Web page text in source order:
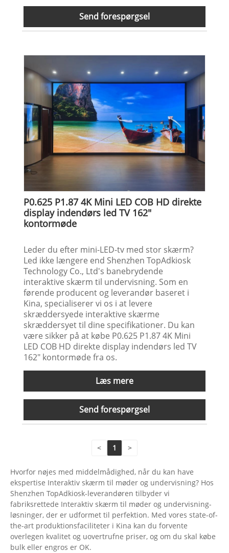
Send forespørgsel
P0.625 P1.87 4K Mini LED COB HD direkte
display indendørs led TV 162"
kontormøde
Leder du efter mini-LED-tv med stor skærm?
Led ikke længere end Shenzhen TopAdkiosk
Technology Co., Ltd's banebrydende
interaktive skærm til undervisning. Som en
førende producent og leverandør baseret i
Kina, specialiserer vi os i at levere
skræddersyede interaktive skærme
skræddersyet til dine specifikationer. Du kan
være sikker på at købe P0.625 P1.87 4K Mini
LED COB HD direkte display indendørs led TV
162" kontormøde fra os.
Læs mere
Send forespørgsel
< 1 >
Hvorfor nøjes med middelmådighed, når du kan have
ekspertise Interaktiv skærm til møder og undervisning? Hos
Shenzhen TopAdkiosk-leverandøren tilbyder vi
fabriksrettede Interaktiv skærm til møder og undervisning-
løsninger, der er udformet til perfektion. Med vores state-of-
the-art produktionsfaciliteter i Kina kan du forvente
overlegen kvalitet og uovertrufne priser, og om du skal købe
bulk eller engros er OK.